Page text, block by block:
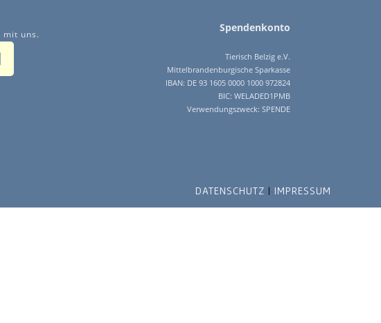
uns.
Spendenkonto
Tierisch Belzig e.V.
Mittelbrandenburgische Sparkasse
IBAN: DE 93 1605 0000 1000 972824
BIC: WELADED1PMB
Verwendungszweck: SPENDE
DATENSCHUTZ IMPRESSUM